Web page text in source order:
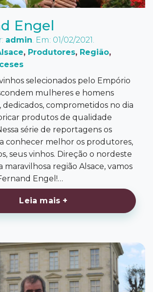
Engel
admin. Em: 01/02/2021.
, Produtores, Região,
selecionados pelo Empório
mulheres e homens
dedicados, comprometidos no dia
produtos de qualidade
série de reportagens os
conhecer melhor os produtores,
seus vinhos. Direção o nordeste
maravilhosa região Alsace, vamos
Engel!…
Leia mais +